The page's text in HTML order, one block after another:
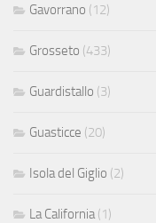
Gavorrano (12)
Grosseto (433)
Guardistallo (3)
Guasticce (20)
Isola del Giglio (2)
La California (1)